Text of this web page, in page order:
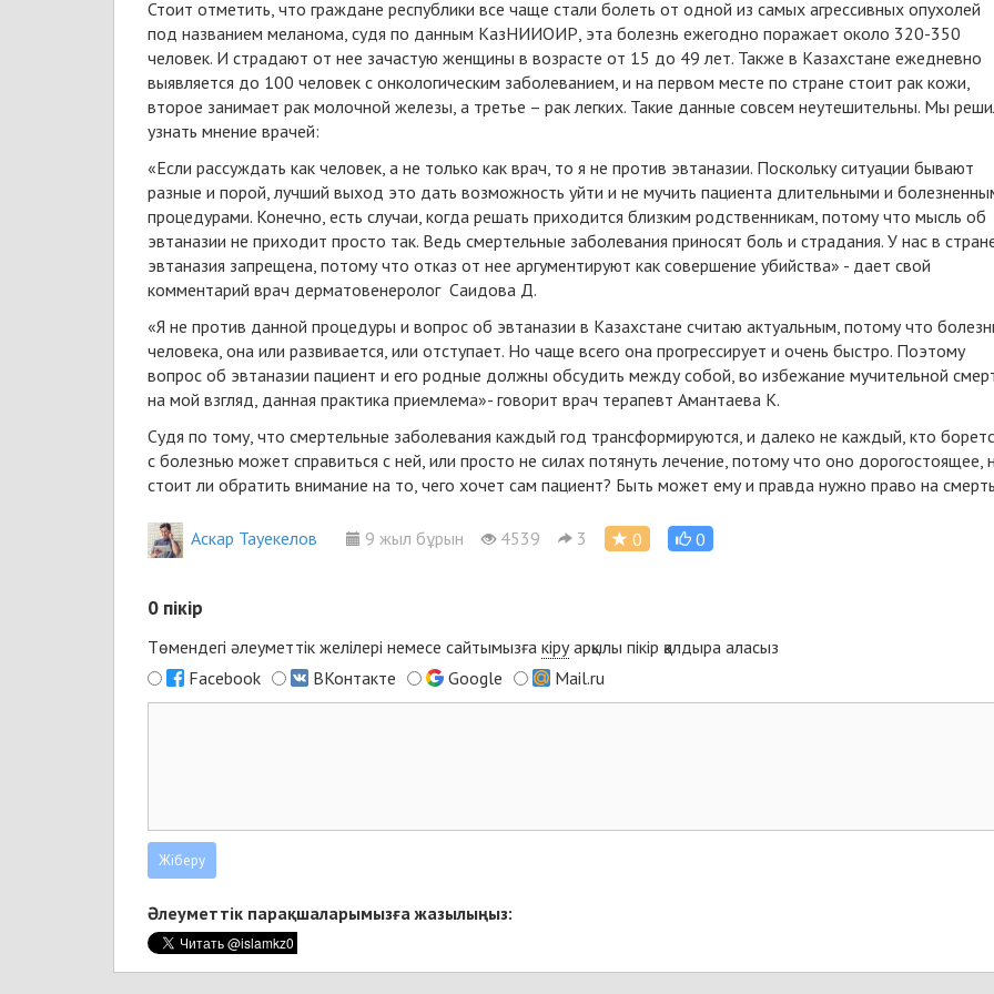
Стоит отметить, что граждане республики все чаще стали болеть от одной из самых агрессивных опухолей
под названием меланома, судя по данным КазНИИОИР, эта болезнь ежегодно поражает около 320-350
человек. И страдают от нее зачастую женщины в возрасте от 15 до 49 лет. Также в Казахстане ежедневно
выявляется до 100 человек с онкологическим заболеванием, и на первом месте по стране стоит рак кожи,
второе занимает рак молочной железы, а третье – рак легких. Такие данные совсем неутешительны. Мы
узнать мнение врачей:
«Если рассуждать как человек, а не только как врач, то я не против эвтаназии. Поскольку ситуации бывают
разные и порой, лучший выход это дать возможность уйти и не мучить пациента длительными и
процедурами. Конечно, есть случаи, когда решать приходится близким родственникам, потому что мысль об
эвтаназии не приходит просто так. Ведь смертельные заболевания приносят боль и страдания. У нас в
эвтаназия запрещена, потому что отказ от нее аргументируют как совершение убийства» - дает свой
комментарий врач дерматовенеролог Саидова Д.
«Я не против данной процедуры и вопрос об эвтаназии в Казахстане считаю актуальным, потому что
человека, она или развивается, или отступает. Но чаще всего она прогрессирует и очень быстро. Поэтому
вопрос об эвтаназии пациент и его родные должны обсудить между собой, во избежание мучительной
на мой взгляд, данная практика приемлема»- говорит врач терапевт Амантаева К.
Судя по тому, что смертельные заболевания каждый год трансформируются, и далеко не каждый, кто
с болезнью может справиться с ней, или просто не силах потянуть лечение, потому что оно дорогостоящее,
стоит ли обратить внимание на то, чего хочет сам пациент? Быть может ему и правда нужно право на
Аскар Тауекелов 9 жыл бұрын 4539 3 0 0
0 пікір
Төмендегі әлеуметтік желілері немесе сайтымызға кіруарқылы пікір қалдыра аласыз
Facebook
ВКонтакте Google Mail.ru
Әлеуметтік парақшаларымызға жазылыңыз: